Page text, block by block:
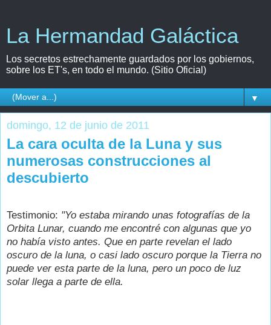
La Hermandad Galáctica
Los secretos estrechamente guardados por los gobiernos,
sobre los ET's, en todo el mundo. (Sitio Oficial)
▼
domingo, 12 de junio de 2011
La cara oculta de la Luna y sus
numerosas construcciones al
descubierto
Testimonio: "Yo estaba mirando unas fotografías de la
Orbita Lunar, cuando me encontré con algunas que yo
no había visto antes. Que en parte revelan el lado
oscuro de la luna, o casi lado oscuro porque la Tierra no
puede ver esta parte de la luna, pero un poco de luz
solar llega a parte de ella.